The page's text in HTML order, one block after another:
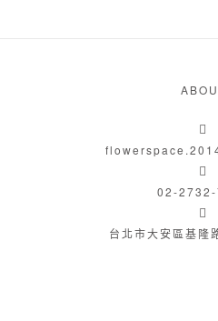
02-2732-
台北市大安區基隆